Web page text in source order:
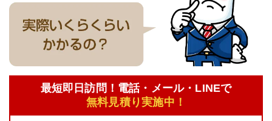
最短即日訪問！電話・メール・LINEで
無料見積り実施中！